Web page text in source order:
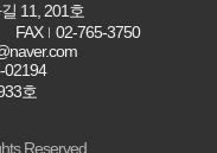
11, 201호
FAX
02-765-3750
02194
호
Reserved.